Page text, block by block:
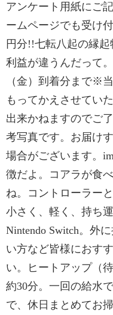
アンケート用紙にご
ームページでも受け
円分!!七転八起の縁
利益が違うんだって
（金）到着分まで※
もってかえさせてい
出来かねますのでご
考写真です。お届け
場合がございます。
徴だよ。コアラが食
ね。コントローラー
小さく、軽く、持ち
Nintendo Switch。外
い方など皆様におす
い。ヒートアップ（
約30分。一回の給水
で、休日まとめてお